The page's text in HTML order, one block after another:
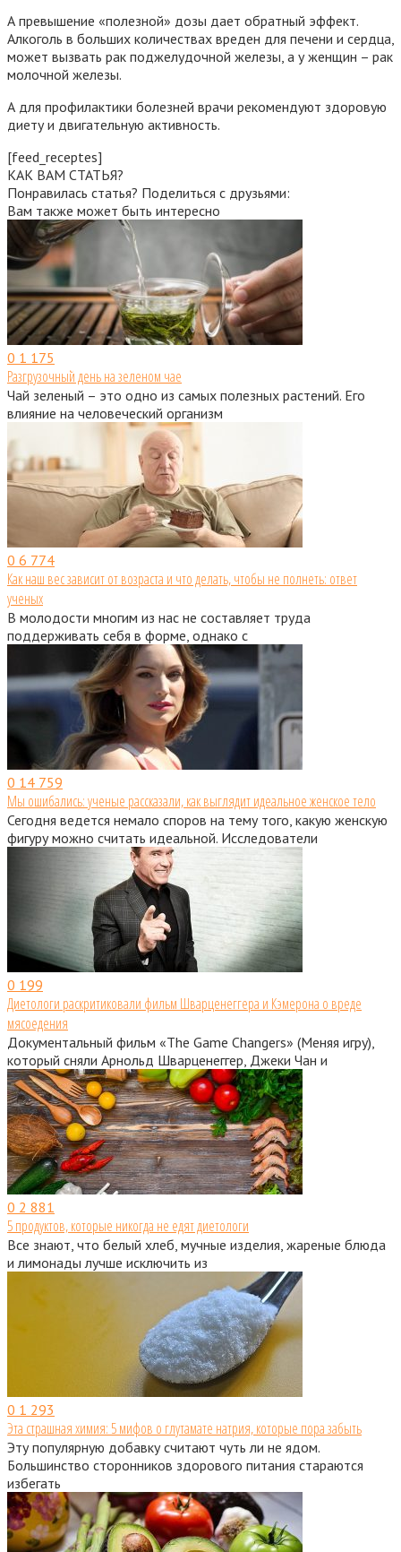
А превышение «полезной» дозы дает обратный эффект.
Алкоголь в больших количествах вреден для печени и сердца,
может вызвать рак поджелудочной железы, а у женщин – рак
молочной железы.
А для профилактики болезней врачи рекомендуют здоровую
диету и двигательную активность.
[feed_receptes]
КАК ВАМ СТАТЬЯ?
Понравилась статья? Поделиться с друзьями:
Вам также может быть интересно
0 1 175
Разгрузочный день на зеленом чае
Чай зеленый – это одно из самых полезных растений. Его
влияние на человеческий организм
0 6 774
Как наш вес зависит от возраста и что делать, чтобы не полнеть: ответ
ученых
В молодости многим из нас не составляет труда
поддерживать себя в форме, однако с
0 14 759
Мы ошибались: ученые рассказали, как выглядит идеальное женское тело
Сегодня ведется немало споров на тему того, какую женскую
фигуру можно считать идеальной. Исследователи
0 199
Диетологи раскритиковали фильм Шварценеггера и Кэмерона о вреде
мясоедения
Документальный фильм «The Game Changers» (Меняя игру),
который сняли Арнольд Шварценеггер, Джеки Чан и
0 2 881
5 продуктов, которые никогда не едят диетологи
Все знают, что белый хлеб, мучные изделия, жареные блюда
и лимонады лучше исключить из
0 1 293
Эта страшная химия: 5 мифов о глутамате натрия, которые пора забыть
Эту популярную добавку считают чуть ли не ядом.
Большинство сторонников здорового питания стараются
избегать